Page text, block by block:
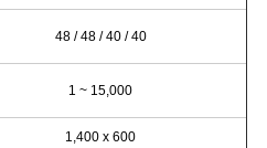
48 / 48 / 40 / 40
1 ~ 15,000
1,400 x 600